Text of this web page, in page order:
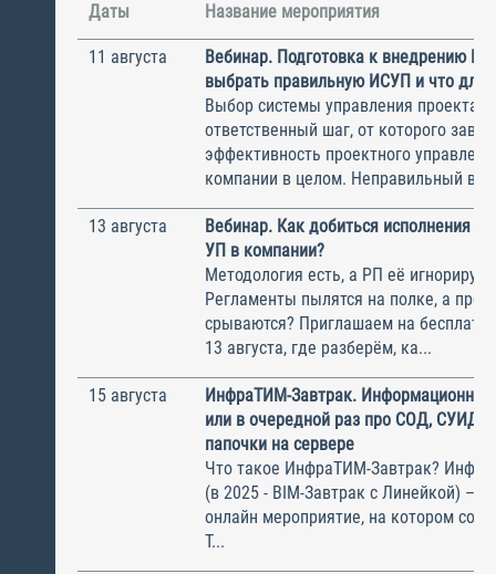
Даты Название мероприятия
11 августа
Вебинар. Подготовка к внедрению
выбрать правильную ИСУП и что для
Выбор системы управления
ответственный шаг, от которого
эффективность проектного
компании в целом. Неправильный
13 августа
Вебинар. Как добиться исполнения
УП в компании?
Методология есть, а РП её
Регламенты пылятся на полке, а
срываются? Приглашаем на
13 августа, где разберём, ка...
15 августа
ИнфраТИМ-Завтрак.
или в очередной раз про СОД, СУИД и
папочки на сервере
Что такое ИнфраТИМ-Завтрак?
(в 2025 - BIM-Завтрак с Линейкой) –
онлайн мероприятие, на котором
Т...